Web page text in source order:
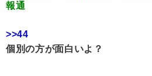
報通
>>44
個別の方が面白いよ？